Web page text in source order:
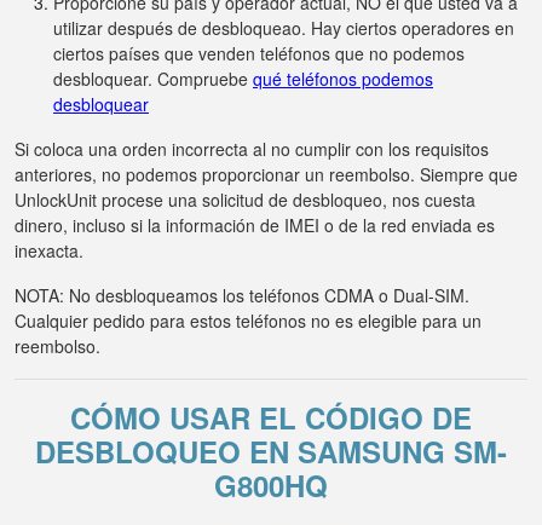
utilizar después de desbloqueao. Hay ciertos operadores en
ciertos países que venden teléfonos que no podemos
desbloquear. Compruebe qué teléfonos podemos
desbloquear
Si coloca una orden incorrecta al no cumplir con los requisitos
anteriores, no podemos proporcionar un reembolso. Siempre que
UnlockUnit procese una solicitud de desbloqueo, nos cuesta
dinero, incluso si la información de IMEI o de la red enviada es
inexacta.
NOTA: No desbloqueamos los teléfonos CDMA o Dual-SIM.
Cualquier pedido para estos teléfonos no es elegible para un
reembolso.
CÓMO USAR EL CÓDIGO DE
DESBLOQUEO EN SAMSUNG SM-
G800HQ